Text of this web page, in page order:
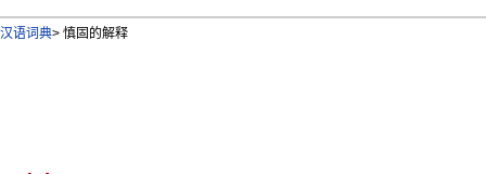
汉语词典> 慎固的解释